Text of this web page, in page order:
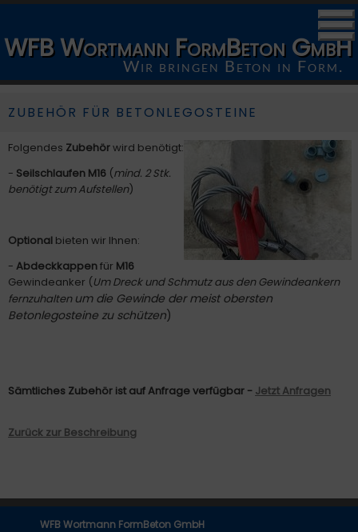
Wir bringen Beton in Form.
WFB Wortmann FormBeton GmbH
ZUBEHÖR FÜR BETONLEGOSTEINE
Folgendes Zubehörwird benötigt:
- Seilschlaufen M16 (mind. 2 Stk.
benötigt zum Aufstellen)
Optional bieten wir Ihnen:
- Abdeckkappenfür M16
Gewindeanker (Um Dreck und Schmutz aus den Gewindeankern
fernzuhalten um die Gewinde der meist obersten
Betonlegosteine zu schützen)
Sämtliches Zubehör ist auf Anfrage verfügbar - Jetzt Anfragen
Zurück zur Beschreibung
WFB Wortmann FormBeton GmbH